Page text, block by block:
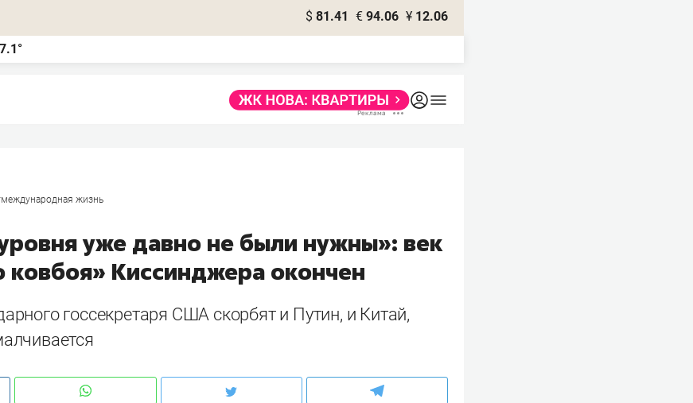
$ 81.41 € 94.06 ¥ 12.06
международная жизнь
уже давно не были нужны»: век
ковбоя» Киссинджера окончен
госсекретаря США скорбят и Путин, и Китай,